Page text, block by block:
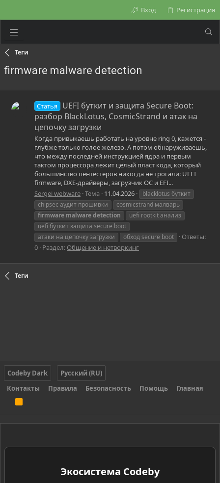
Вход Регистрация
Теги
firmware malware detection
Статья
UEFI буткит и защита Secure Boot:
разбор BlackLotus, CosmicStrand и атак на
цепочку загрузки
Когда привыкаешь работать на уровне ring 0, кажется -
глубже только голое железо. А потом обнаруживаешь,
что между последней инструкцией ядра и первым
тактом процессора лежит целый пласт кода, который
большинство пентестеров никогда не трогали: UEFI
firmware, DXE-драйверы, загрузчик ОС и EFI...
Sergei webware Тема 11.04.2026
blacklotus буткит
chipsec аудит прошивки
cosmicstrand малварь
firmware malwaredetection
uefi rootkit анализ
uefi буткит защита secure boot
атаки на цепочку загрузки
обход secure boot
Ответы:
0 Раздел: Общение и нетворкинг
Теги
Codeby Dark
Русский (RU)
Контакты
Правила Безопасность Помощь Главная
S
Экосистема Codeby